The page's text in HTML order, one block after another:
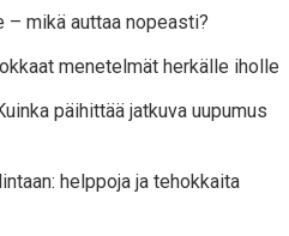
mikä auttaa nopeasti?
menetelmät herkälle iholle
päihittää jatkuva uupumus
helppoja ja tehokkaita